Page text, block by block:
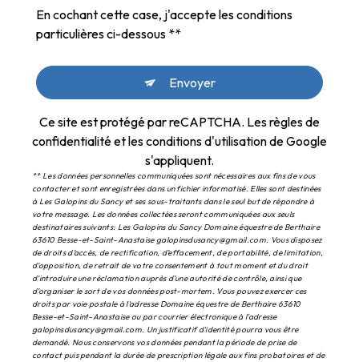
En cochant cette case, j'accepte les conditions
particulières ci-dessous **
Envoyer
Ce site est protégé par reCAPTCHA. Lesrègles de
confidentialitéet lesconditions d'utilisationde Google
s'appliquent.
** Les données personnelles communiquées sont nécessaires aux fins de vous
contacter et sont enregistrées dans un fichier informatisé. Elles sont destinées
à Les Galopins du Sancy et ses sous-traitants dans le seul but de répondre à
votre message. Les données collectées seront communiquées aux seuls
destinataires suivants: Les Galopins du Sancy Domaine équestre de Berthaire
63610 Besse-et-Saint-Anastaise galopinsdusancy@gmail.com. Vous disposez
de droits d’accès, de rectification, d’effacement, de portabilité, de limitation,
d’opposition, de retrait de votre consentement à tout moment et du droit
d’introduire une réclamation auprès d’une autorité de contrôle, ainsi que
d’organiser le sort de vos données post-mortem. Vous pouvez exercer ces
droits par voie postale à l'adresse Domaine équestre de Berthaire 63610
Besse-et-Saint-Anastaise ou par courrier électronique à l'adresse
galopinsdusancy@gmail.com. Un justificatif d'identité pourra vous être
demandé. Nous conservons vos données pendant la période de prise de
contact puis pendant la durée de prescription légale aux fins probatoires et de